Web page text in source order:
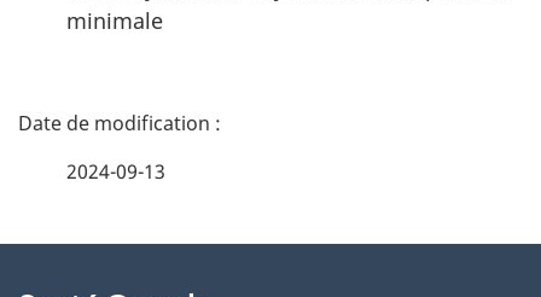
minimale
D
2024-09-13